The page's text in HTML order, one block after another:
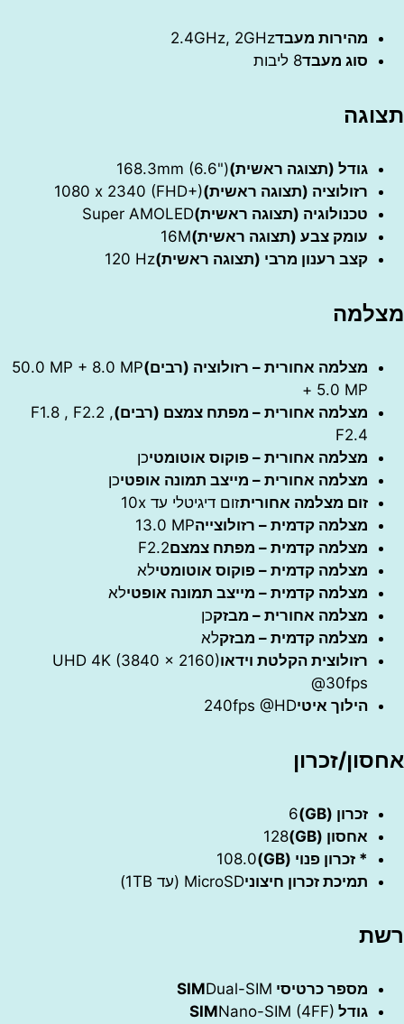
מהירות מעבד2.4GHz, 2GHz
סוג מעבד8 ליבות
גודל (תצוגה ראשית)‎168.3mm (6.6")‎
רזולוציה (תצוגה ראשית)‎1080 x 2340 (FHD+)‎
טכנולוגיה (תצוגה ראשית)Super AMOLED
עומק צבע (תצוגה ראשית)16M
קצב רענון מרבי (תצוגה ראשית)‎120 Hz‎
מצלמה אחורית – רזולוציה (רבים)‎‎50.0 MP + 8.0 MP
+ 5.0 MP‎‎
מצלמה אחורית – מפתח צמצם (רבים)F1.8 , F2.2 ,
F2.4
מצלמה אחורית – פוקוס אוטומטיכן
מצלמה אחורית – מייצב תמונה אופטיכן
זום מצלמה אחוריתזום דיגיטלי עד 10x
מצלמה קדמית – רזולוצייה‎13.0 MP‎
מצלמה קדמית – מפתח צמצםF2.2
מצלמה קדמית – פוקוס אוטומטילא
מצלמה קדמית – מייצב תמונה אופטילא
מצלמה אחורית – מבזקכן
מצלמה קדמית – מבזקלא
רזולוצית הקלטת וידאוUHD 4K (3840 x 2160)
@30fps
הילוך איטי 240fps @HD
זכרון
זכרון (GB)
6
אחסון (GB)
128
* זכרון פנוי (GB)
108.0
תמיכת זכרון חיצוניMicroSD (עד 1TB)
מספר כרטיסי SIMDual-SIM
גודל SIMNano-SIM (4FF)